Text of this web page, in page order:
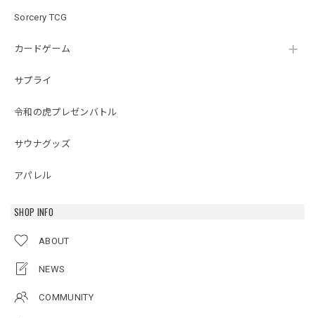
Sorcery TCG
カードゲーム
サプライ
令和の虎プレゼンバトル
サウナグッズ
アパレル
SHOP INFO
ABOUT
NEWS
COMMUNITY